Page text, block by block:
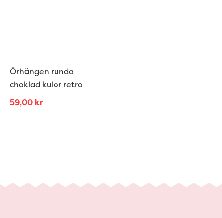
Örhängen runda
choklad kulor retro
59,00 kr